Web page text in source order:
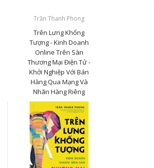
Trần Thanh Phong
Trên Lưng Khổng
Tượng - Kinh Doanh
Online Trên Sàn
Thương Mại Điện Tử -
Khởi Nghiệp Với Bán
Hàng Qua Mạng Và
Nhãn Hàng Riêng